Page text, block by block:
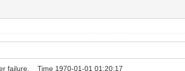
failure. Time 1970-01-01 01:20:17